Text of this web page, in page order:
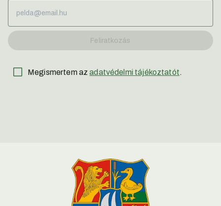
Feliratkozás
Megismertem azadatvédelmi tájékoztatót.